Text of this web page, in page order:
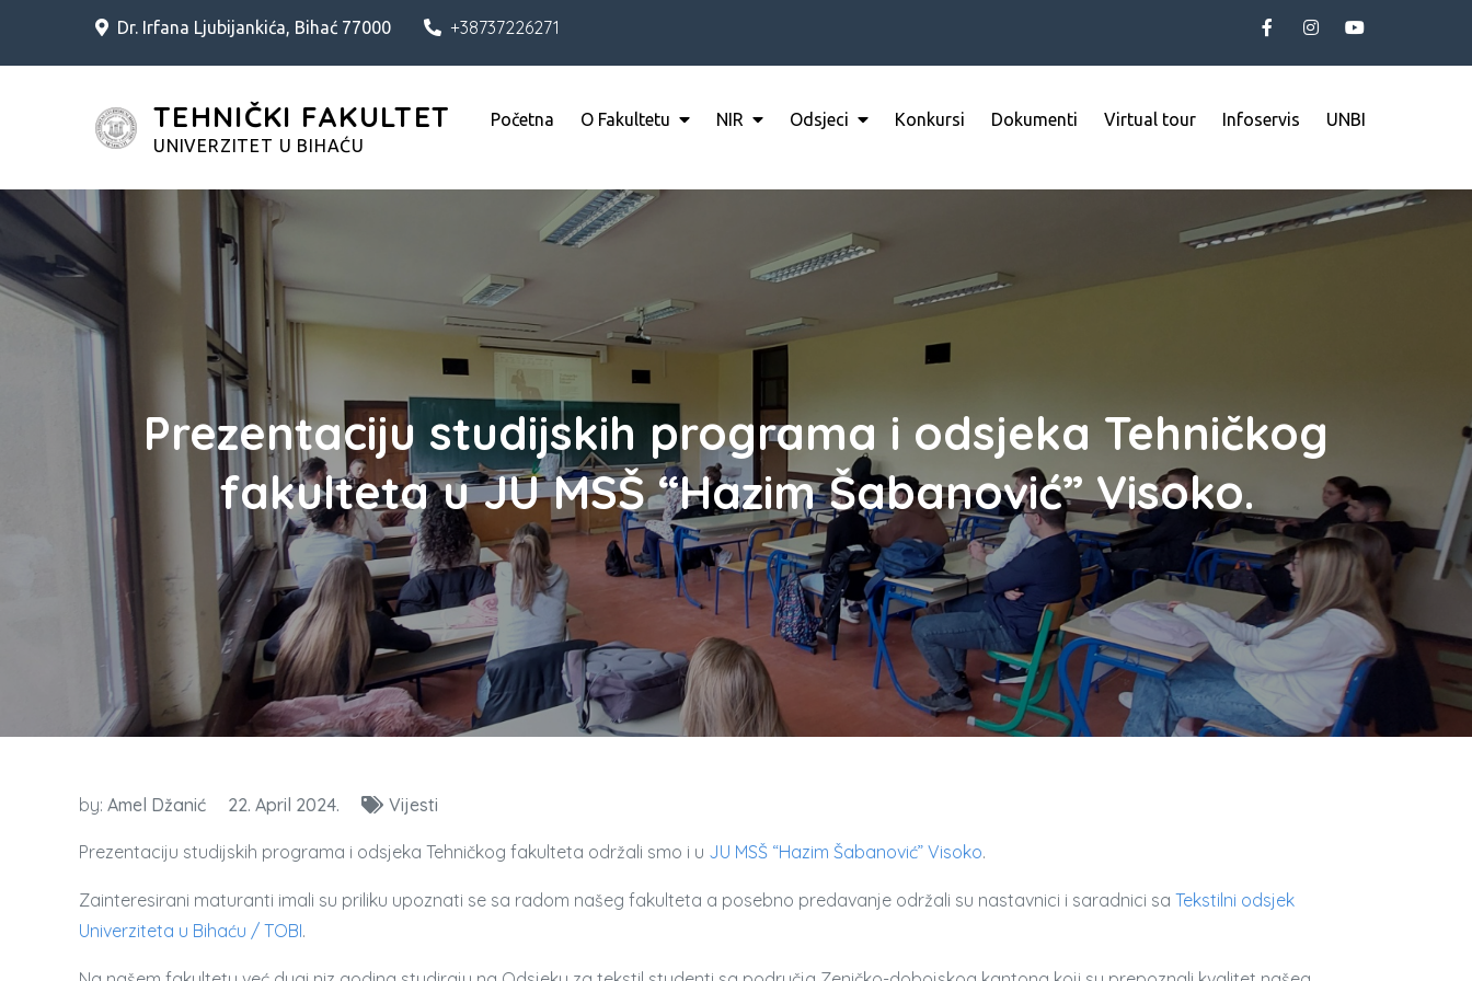
Dr. Irfana Ljubijankića, Bihać 77000 +38737226271
TEHNIČKI FAKULTET
UNIVERZITET U BIHAĆU
Početna O Fakultetu NIR Odsjeci Konkursi Dokumenti Virtual tour Infoservis UNBI
Prezentaciju studijskih programa i odsjeka Tehničkog
fakulteta u JU MSŠ “Hazim Šabanović” Visoko.
by: Amel Džanić 22. April 2024. Vijesti
Prezentaciju studijskih programa i odsjeka Tehničkog fakulteta održali smo i u JU MSŠ “Hazim Šabanović” Visoko.
Zainteresirani maturanti imali su priliku upoznati se sa radom našeg fakulteta a posebno predavanje održali su nastavnici i saradnici sa Tekstilni odsjek
Univerziteta u Bihaću / TOBI.